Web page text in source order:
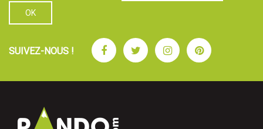
SUIVEZ-NOUS ! FacebookTwitterInstagramPinterest